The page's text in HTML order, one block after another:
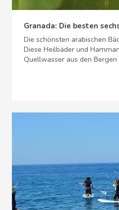
Granada: Die besten
Die schönsten arabischen
Diese Heilbäder und
Quellwasser aus den Bergen